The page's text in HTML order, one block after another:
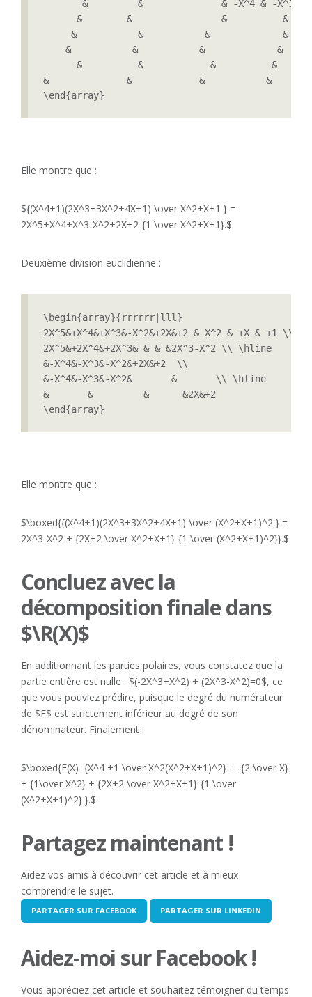
&         &              & -X^4 & -X^3
&        &                &          &
&           &           &             &
&           &           &             &
&          &            &          &
&              &            &           &
\end{array}
Elle montre que :
${(X^4+1)(2X^3+3X^2+4X+1) \over X^2+X+1 } =
2X^5+X^4+X^3-X^2+2X+2-{1 \over X^2+X+1}.$
Deuxième division euclidienne :
\begin{array}{rrrrrr|lll}
2X^5&+X^4&+X^3&-X^2&+2X&+2 & X^2 & +X & +1 \\
2X^5&+2X^4&+2X^3& & & &2X^3-X^2 \\ \hline
&-X^4&-X^3&-X^2&+2X&+2  \\
&-X^4&-X^3&-X^2&       &       \\ \hline
&       &         &      &2X&+2
\end{array}
Elle montre que :
$\boxed{{(X^4+1)(2X^3+3X^2+4X+1) \over (X^2+X+1)^2 } =
2X^3-X^2 + {2X+2 \over X^2+X+1}-{1 \over (X^2+X+1)^2}}.$
Concluez avec la
décomposition finale dans
$\R(X)$
En additionnant les parties polaires, vous constatez que la
partie entière est nulle : $(-2X^3+X^2) + (2X^3-X^2)=0$, ce
que vous pouviez prédire, puisque le degré du numérateur
de $F$ est strictement inférieur au degré de son
dénominateur. Finalement :
$\boxed{F(X)={X^4 +1 \over X^2(X^2+X+1)^2} = -{2 \over X}
+ {1\over X^2} + {2X+2 \over X^2+X+1}-{1 \over
(X^2+X+1)^2} }.$
Partagez maintenant !
Aidez vos amis à découvrir cet article et à mieux
comprendre le sujet.
PARTAGER SUR FACEBOOK PARTAGER SUR LINKEDIN
Aidez-moi sur Facebook !
Vous appréciez cet article et souhaitez témoigner du temps